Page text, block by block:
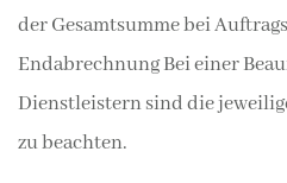
der Gesamtsumme bei
Endabrechnung Bei einer
Dienstleistern sind die
zu beachten.